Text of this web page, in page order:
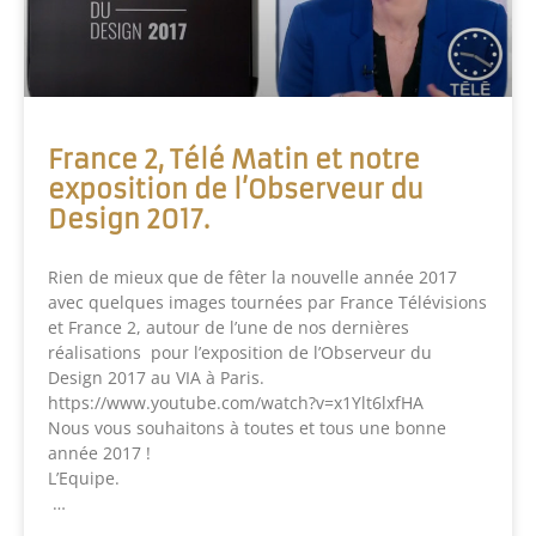
France 2, Télé Matin et notre
exposition de l’Observeur du
Design 2017.
Rien de mieux que de fêter la nouvelle année 2017
avec quelques images tournées par France Télévisions
et France 2, autour de l’une de nos dernières
réalisations pour l’exposition de l’Observeur du
Design 2017 au VIA à Paris.
https://www.youtube.com/watch?v=x1Ylt6lxfHA
Nous vous souhaitons à toutes et tous une bonne
année 2017 !
L’Equipe.
…